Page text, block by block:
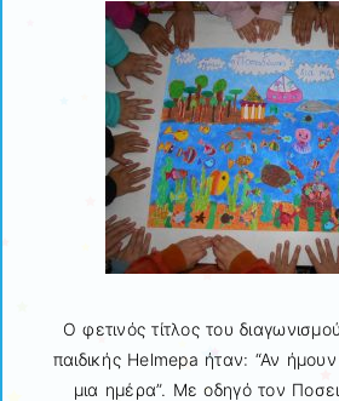
Ο φετινός τίτλος του
παιδικής Helmepa ήταν: “Αν
μια ημέρα”. Με οδηγό τον